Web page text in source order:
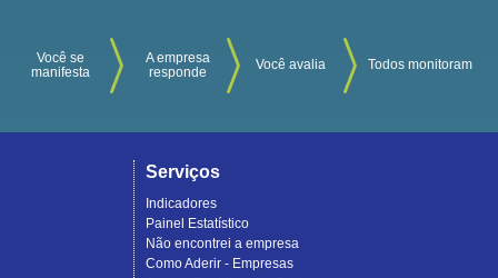
Você se
manifesta
A empresa
responde
Você avalia Todos monitoram
Serviços
Indicadores
Painel Estatístico
Não encontrei a empresa
Como Aderir - Empresas